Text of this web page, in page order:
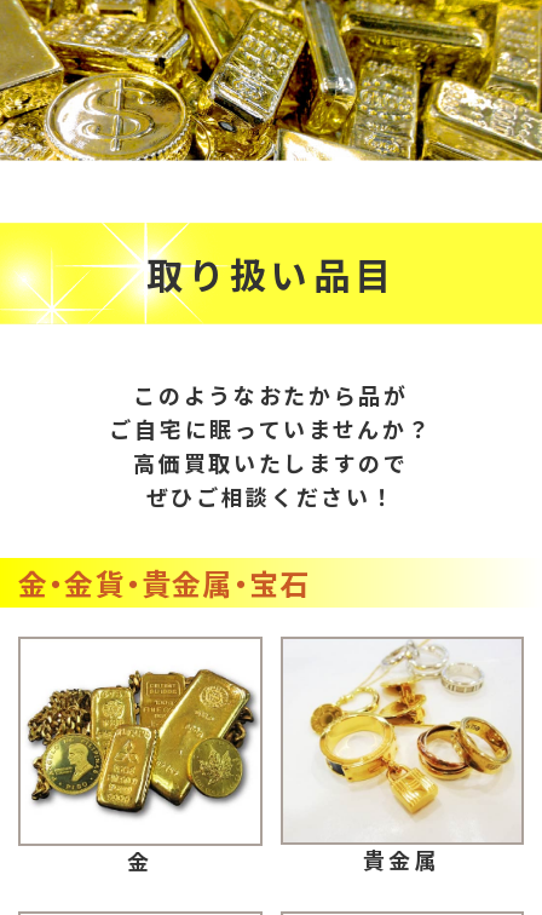
取り扱い品目
このようなおたから品が
ご自宅に眠っていませんか？
高価買取いたしますので
ぜひご相談ください！
金・金貨・貴金属・宝石
金 貴金属